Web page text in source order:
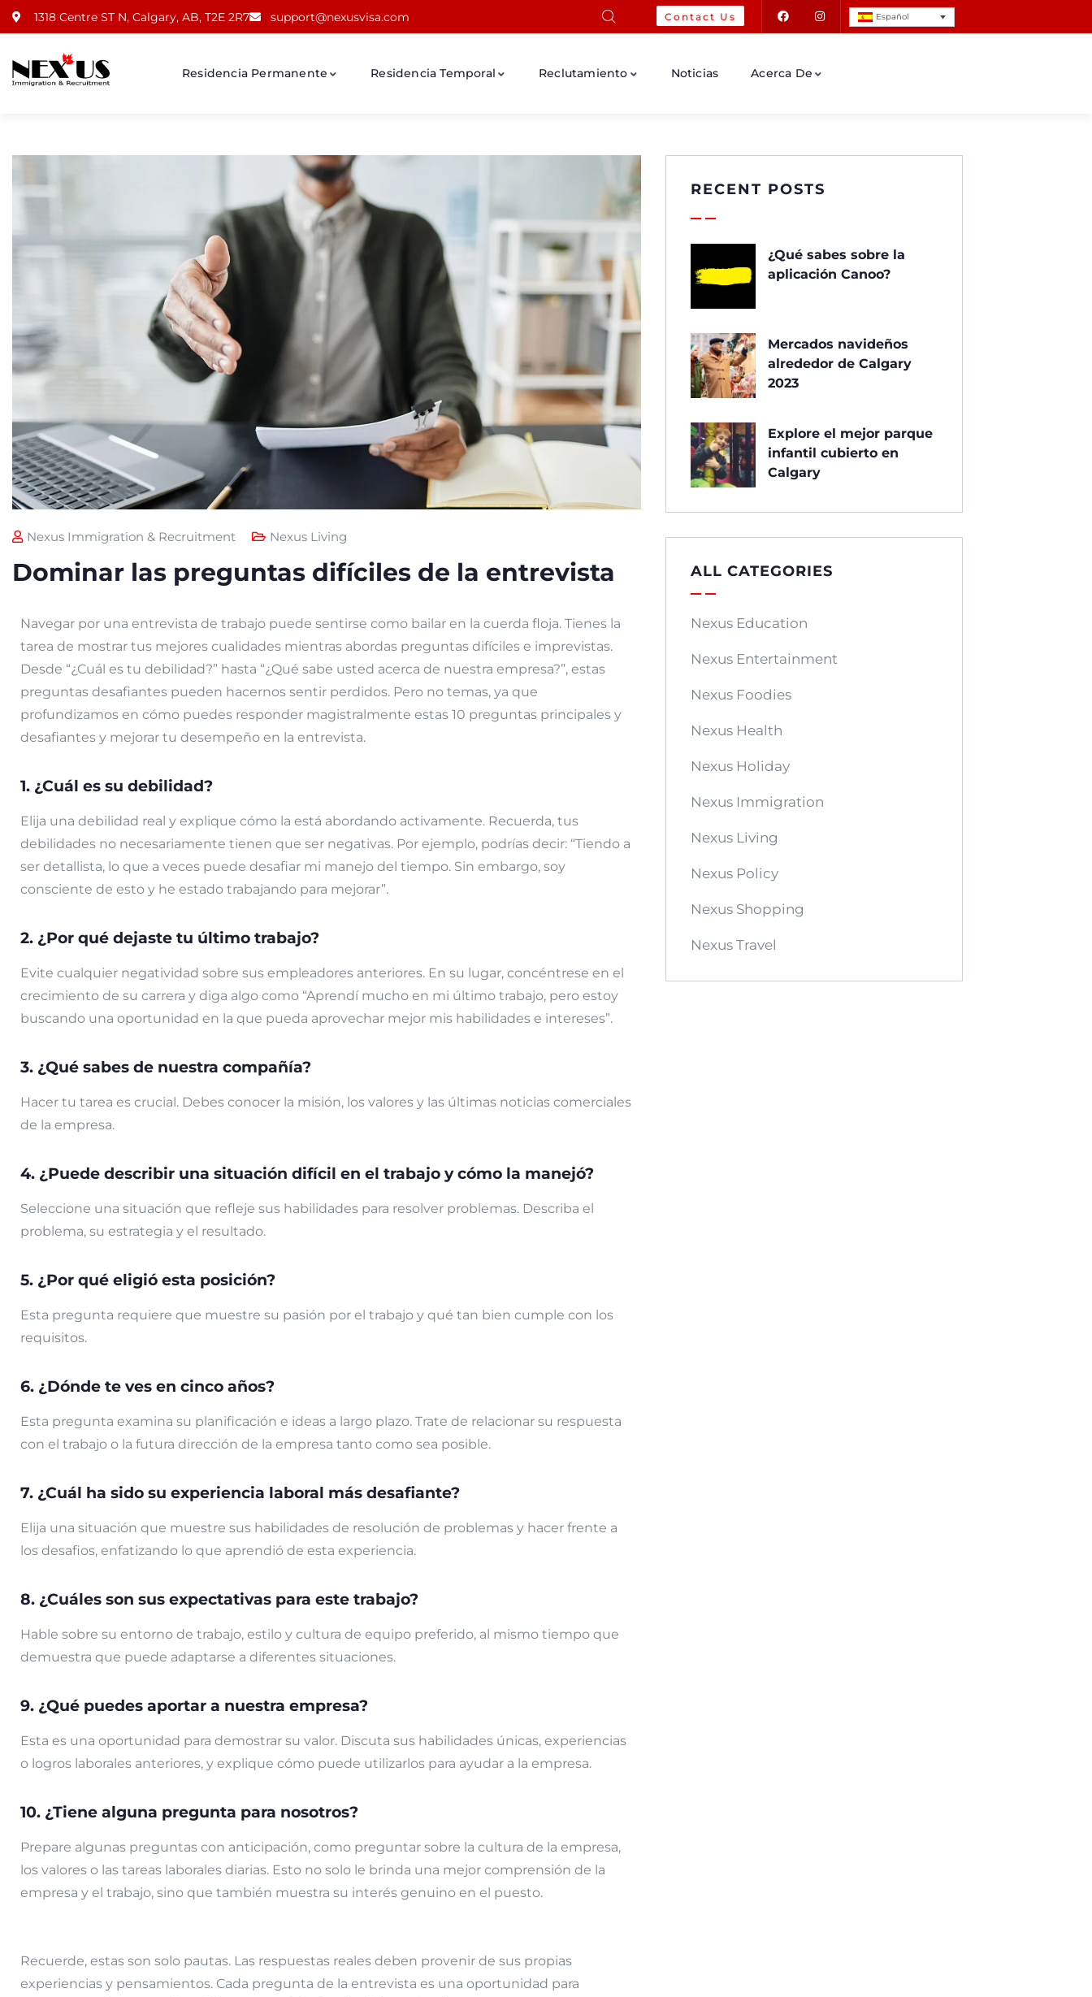
1318 Centre ST N, Calgary, AB, T2E 2R7 support@nexusvisa.com Contact Us Español
Residencia Permanente Residencia Temporal Reclutamiento Noticias Acerca De
Nexus Immigration & Recruitment Nexus Living
Dominar las preguntas difíciles de la entrevista
Navegar por una entrevista de trabajo puede sentirse como bailar en la cuerda floja. Tienes la
tarea de mostrar tus mejores cualidades mientras abordas preguntas difíciles e imprevistas.
Desde “¿Cuál es tu debilidad?” hasta “¿Qué sabe usted acerca de nuestra empresa?”, estas
preguntas desafiantes pueden hacernos sentir perdidos. Pero no temas, ya que
profundizamos en cómo puedes responder magistralmente estas 10 preguntas principales y
desafiantes y mejorar tu desempeño en la entrevista.
1. ¿Cuál es su debilidad?
Elija una debilidad real y explique cómo la está abordando activamente. Recuerda, tus
debilidades no necesariamente tienen que ser negativas. Por ejemplo, podrías decir: “Tiendo a
ser detallista, lo que a veces puede desafiar mi manejo del tiempo. Sin embargo, soy
consciente de esto y he estado trabajando para mejorar”.
2. ¿Por qué dejaste tu último trabajo?
Evite cualquier negatividad sobre sus empleadores anteriores. En su lugar, concéntrese en el
crecimiento de su carrera y diga algo como “Aprendí mucho en mi último trabajo, pero estoy
buscando una oportunidad en la que pueda aprovechar mejor mis habilidades e intereses”.
3. ¿Qué sabes de nuestra compañía?
Hacer tu tarea es crucial. Debes conocer la misión, los valores y las últimas noticias comerciales
de la empresa.
4. ¿Puede describir una situación difícil en el trabajo y cómo la manejó?
Seleccione una situación que refleje sus habilidades para resolver problemas. Describa el
problema, su estrategia y el resultado.
5. ¿Por qué eligió esta posición?
Esta pregunta requiere que muestre su pasión por el trabajo y qué tan bien cumple con los
requisitos.
6. ¿Dónde te ves en cinco años?
Esta pregunta examina su planificación e ideas a largo plazo. Trate de relacionar su respuesta
con el trabajo o la futura dirección de la empresa tanto como sea posible.
7. ¿Cuál ha sido su experiencia laboral más desafiante?
Elija una situación que muestre sus habilidades de resolución de problemas y hacer frente a
los desafios, enfatizando lo que aprendió de esta experiencia.
8. ¿Cuáles son sus expectativas para este trabajo?
Hable sobre su entorno de trabajo, estilo y cultura de equipo preferido, al mismo tiempo que
demuestra que puede adaptarse a diferentes situaciones.
9. ¿Qué puedes aportar a nuestra empresa?
Esta es una oportunidad para demostrar su valor. Discuta sus habilidades únicas, experiencias
o logros laborales anteriores, y explique cómo puede utilizarlos para ayudar a la empresa.
10. ¿Tiene alguna pregunta para nosotros?
Prepare algunas preguntas con anticipación, como preguntar sobre la cultura de la empresa,
los valores o las tareas laborales diarias. Esto no solo le brinda una mejor comprensión de la
empresa y el trabajo, sino que también muestra su interés genuino en el puesto.
Recuerde, estas son solo pautas. Las respuestas reales deben provenir de sus propias
experiencias y pensamientos. Cada pregunta de la entrevista es una oportunidad para
RECENT POSTS
¿Qué sabes sobre la
aplicación Canoo?
Mercados navideños
alrededor de Calgary
2023
Explore el mejor parque
infantil cubierto en
Calgary
ALL CATEGORIES
Nexus Education
Nexus Entertainment
Nexus Foodies
Nexus Health
Nexus Holiday
Nexus Immigration
Nexus Living
Nexus Policy
Nexus Shopping
Nexus Travel